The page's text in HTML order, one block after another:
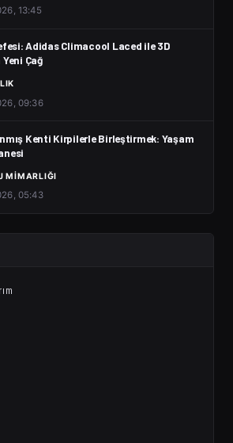
13:45
Adidas Climacool Laced ile 3D
Yeni Çağ
09:36
Kenti Kirpilerle Birleştirmek: Yaşam
MIMARLIĞI
05:43